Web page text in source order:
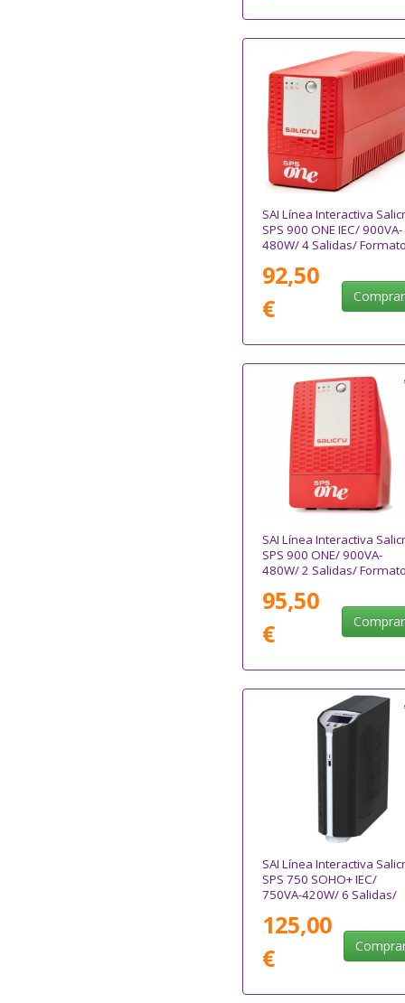
SAI Línea Interactiva
SPS 900 ONE IEC/ 900VA-
480W/ 4 Salidas/
92,50
€
Comprar
SAI Línea Interactiva
SPS 900 ONE/ 900VA-
480W/ 2 Salidas/
95,50
€
Comprar
SAI Línea Interactiva
SPS 750 SOHO+ IEC/
750VA-420W/ 6 Salidas/
125,00
€